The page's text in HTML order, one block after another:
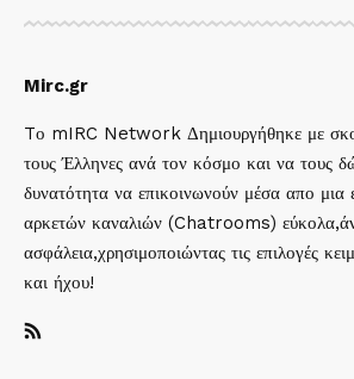
Mirc.gr
Tο mIRC Network Δημιουργήθηκε με
τους Έλληνες ανά τον κόσμο και να τους
δυνατότητα να επικοινωνούν μέσα απο μια
αρκετών καναλιών (Chatrooms)
ασφάλεια,χρησιμοποιώντας τις επιλογές
και ήχου!